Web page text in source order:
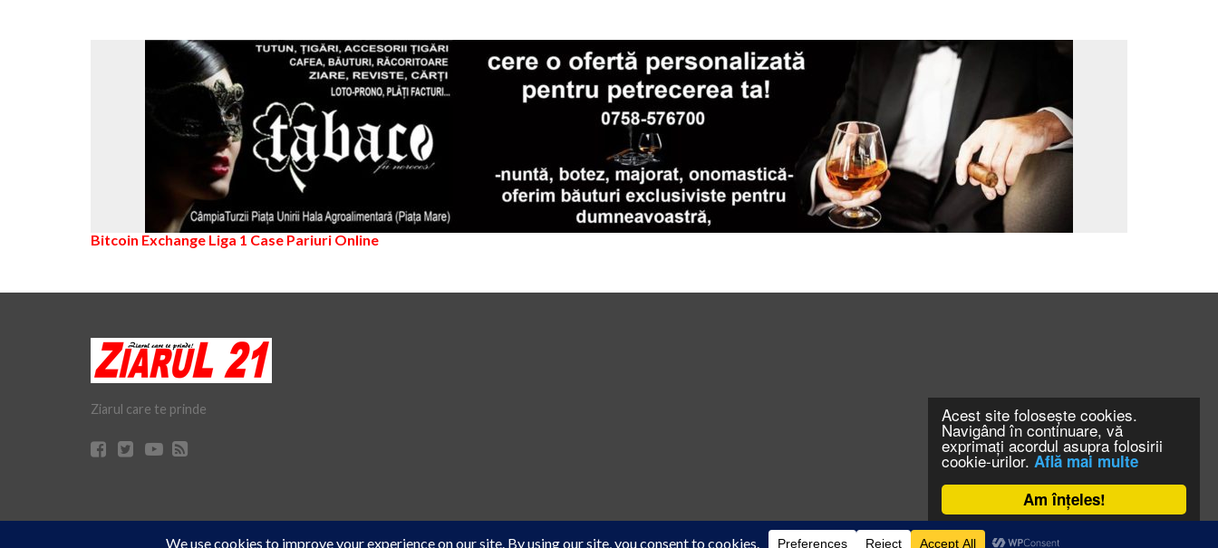
Am înțeles!
Acest site folosește cookies.
Navigând în continuare, vă
exprimați acordul asupra folosirii
cookie-urilor. Află mai multe
Cookie Consent plugin for the EU cookie law
950 m, se execută prin foraj orizontal
Bitcoin Exchange Liga 1 Case Pariuri Online
Ziarul care te prinde
CONTACT CLAUS WEB DESIGN & HOSTING
© Ziarul 21 Turda | Materialele de pe acest site pot fi preluate doar cu acordul scris al reprezentanţilor